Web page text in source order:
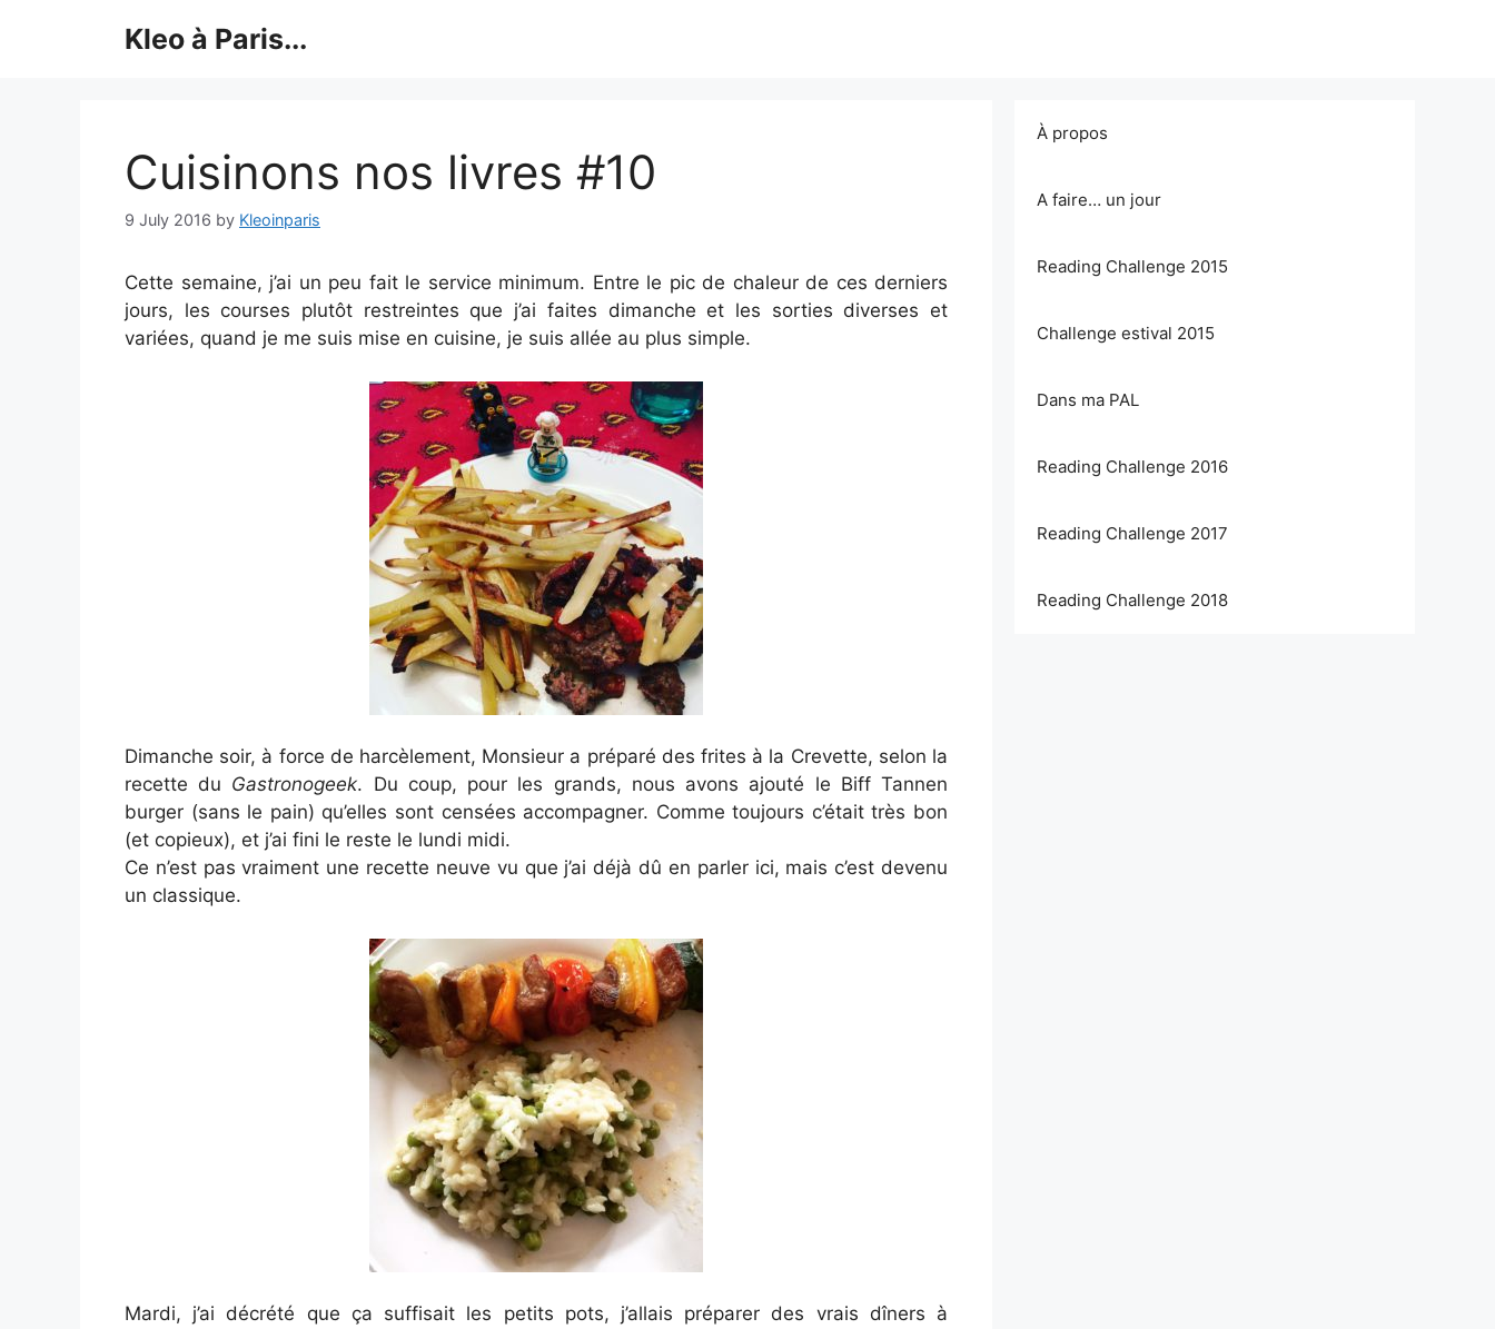
Kleo à Paris...
Cuisinons nos livres #10
9 July 2016 by Kleoinparis
Cette semaine, j’ai un peu fait le service minimum. Entre le pic de chaleur de ces derniers
jours, les courses plutôt restreintes que j’ai faites dimanche et les sorties diverses et
variées, quand je me suis mise en cuisine, je suis allée au plus simple.
Dimanche soir, à force de harcèlement, Monsieur a préparé des frites à la Crevette, selon la
recette du Gastronogeek. Du coup, pour les grands, nous avons ajouté le Biff Tannen
burger (sans le pain) qu’elles sont censées accompagner. Comme toujours c’était très bon
(et copieux), et j’ai fini le reste le lundi midi.
Ce n’est pas vraiment une recette neuve vu que j’ai déjà dû en parler ici, mais c’est devenu
un classique.
Mardi, j’ai décrété que ça suffisait les petits pots, j’allais préparer des vrais dîners à
À propos
A faire… un jour
Reading Challenge 2015
Challenge estival 2015
Dans ma PAL
Reading Challenge 2016
Reading Challenge 2017
Reading Challenge 2018